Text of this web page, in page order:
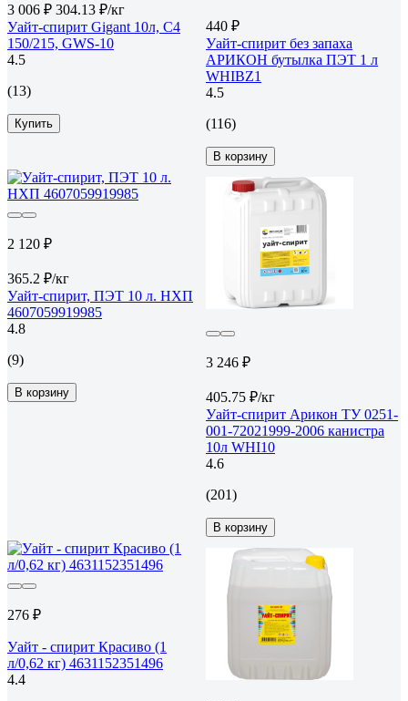
3 006 ₽ 304.13 ₽/кг
Уайт-спирит Gigant 10л, С4
150/215, GWS-10
4.5
(13)
Купить
440 ₽
Уайт-спирит без запаха
АРИКОН бутылка ПЭТ 1 л
WHIBZ1
4.5
(116)
В корзину
2 120 ₽
365.2 ₽/кг
Уайт-спирит, ПЭТ 10 л. НХП
4607059919985
4.8
(9)
В корзину
3 246 ₽
405.75 ₽/кг
Уайт-спирит Арикон ТУ 0251-
001-72021999-2006 канистра
10л WHI10
4.6
(201)
В корзину
276 ₽
Уайт - спирит Красиво (1
л/0,62 кг) 4631152351496
4.4